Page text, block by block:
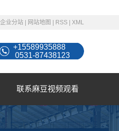
企业分站 网站地图 RSS XML
+15589935888
0531-87438123
联系麻豆视频观看